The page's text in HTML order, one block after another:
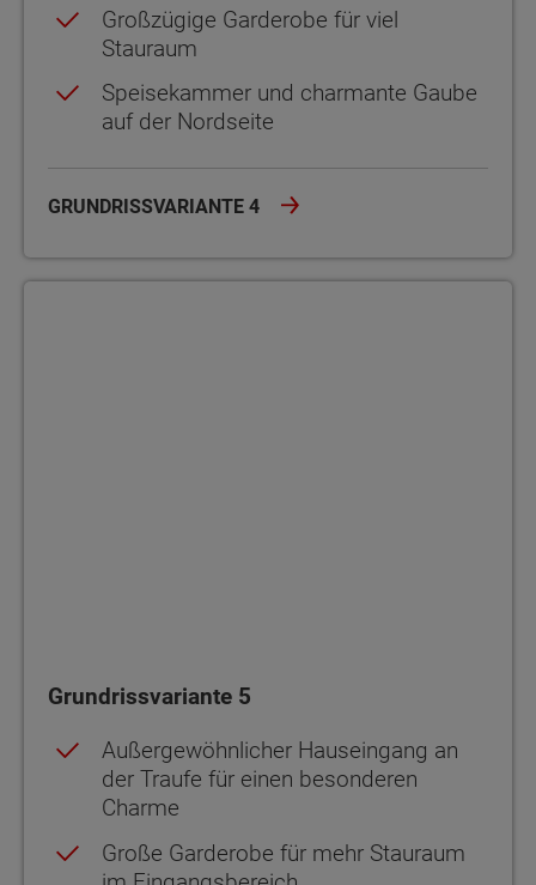
Großzügige Garderobe für viel
Stauraum
Speisekammer und charmante Gaube
auf der Nordseite
GRUNDRISSVARIANTE 4
Grundrissvariante 5
Außergewöhnlicher Hauseingang an
der Traufe für einen besonderen
Charme
Große Garderobe für mehr Stauraum